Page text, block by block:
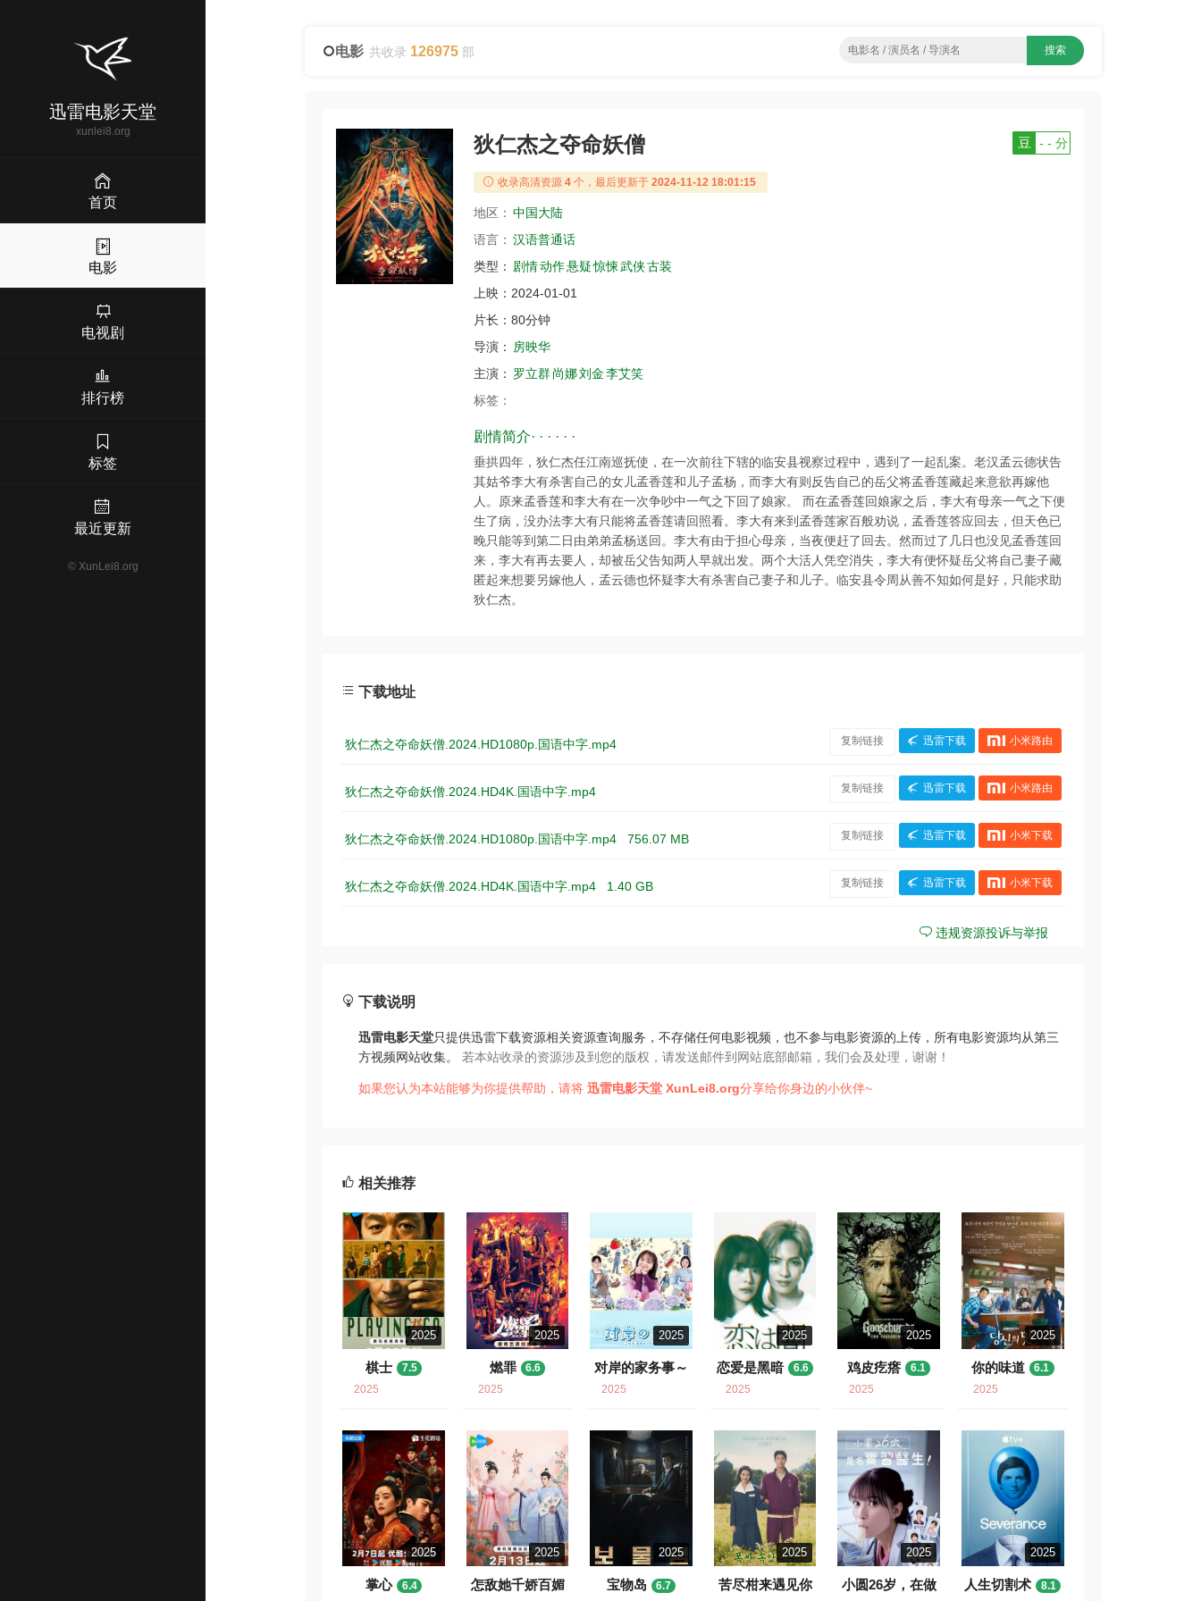
迅雷电影天堂
xunlei8.org
首页
电影
电视剧
排行榜
标签
最近更新
© XunLei8.org
电影 共收录 126975 部
狄仁杰之夺命妖僧 豆 - - 分
收录高清资源 4 个，最后更新于 2024-11-12 18:01:15
地区： 中国大陆
语言： 汉语普通话
类型： 剧情动作悬疑惊悚武侠古装
上映： 2024-01-01
片长： 80分钟
导演：
房映华
主演： 罗立群尚娜刘金李艾笑
标签：
剧情简介· · · · · ·
垂拱四年，狄仁杰任江南巡抚使，在一次前往下辖的临安县视察过程中，遇到了一起乱案。老汉孟云德状告
其姑爷李大有杀害自己的女儿孟香莲和儿子孟杨，而李大有则反告自己的岳父将孟香莲藏起来意欲再嫁他
人。原来孟香莲和李大有在一次争吵中一气之下回了娘家。 而在孟香莲回娘家之后，李大有母亲一气之下便
生了病，没办法李大有只能将孟香莲请回照看。李大有来到孟香莲家百般劝说，孟香莲答应回去，但天色已
晚只能等到第二日由弟弟孟杨送回。李大有由于担心母亲，当夜便赶了回去。然而过了几日也没见孟香莲回
来，李大有再去要人，却被岳父告知两人早就出发。两个大活人凭空消失，李大有便怀疑岳父将自己妻子藏
匿起来想要另嫁他人，孟云德也怀疑李大有杀害自己妻子和儿子。临安县令周从善不知如何是好，只能求助
狄仁杰。
下载地址
狄仁杰之夺命妖僧.2024.HD1080p.国语中字.mp4 复制链接 迅雷下载 小米路由
狄仁杰之夺命妖僧.2024.HD4K.国语中字.mp4 复制链接 迅雷下载 小米路由
狄仁杰之夺命妖僧.2024.HD1080p.国语中字.mp4756.07 MB 复制链接 迅雷下载 小米下载
狄仁杰之夺命妖僧.2024.HD4K.国语中字.mp4 1.40 GB 复制链接 迅雷下载 小米下载
违规资源投诉与举报
下载说明
迅雷电影天堂只提供迅雷下载资源相关资源查询服务，不存储任何电影视频，也不参与电影资源的上传，所有电影资源均从第三
方视频网站收集。 若本站收录的资源涉及到您的版权，请发送邮件到网站底部邮箱，我们会及处理，谢谢！
如果您认为本站能够为你提供帮助，请将迅雷电影天堂 XunLei8.org分享给你身边的小伙伴~
相关推荐
2025
棋士
7.5
2025
2025
燃罪
6.6
2025
2025
对岸的家务事～
这就是我的生存
2025
2025
恋爱是黑暗
6.6
2025
2025
鸡皮疙瘩
6.1
2025
2025
你的味道
6.1
2025
2025
掌心
6.4
2025
怎敌她千娇百媚
2025
宝物岛
6.7
2025
苦尽柑来遇见你
2025
小圆26岁，在做
2025
人生切割术
8.1